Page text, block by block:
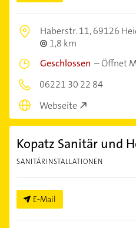
Haberstr. 11,69126
1,8 km
Geschlossen –Öffnet
06221 30 22 84
Webseite
Kopatz Sanitär und
SANITÄRINSTALLATIONEN
E-Mail